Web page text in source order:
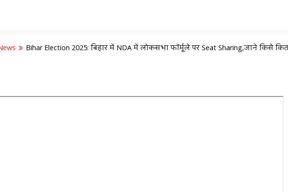
Bihar Election 2025: बिहार में NDA में लोकसभा फॉर्मूले पर Seat Sharing,जाने किसे